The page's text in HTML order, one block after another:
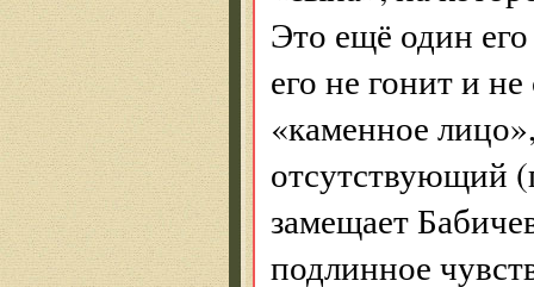
Это ещё один
его не гонит и
«каменное
отсутствующий
замещает
подлинное